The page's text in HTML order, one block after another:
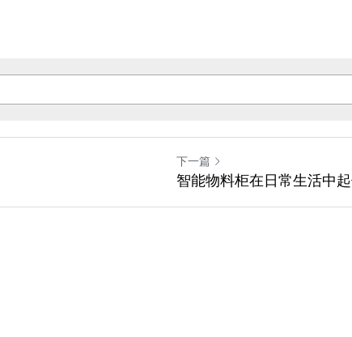
下一篇
智能物料柜在日常生活中